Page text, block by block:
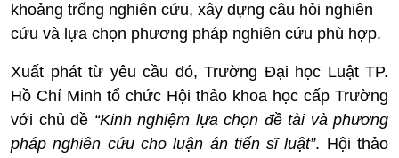
khoảng trống nghiên cứu, xây dựng câu hỏi nghiên
cứu và lựa chọn phương pháp nghiên cứu phù hợp.
Xuất phát từ yêu cầu đó, Trường Đại học Luật TP.
Hồ Chí Minh tổ chức Hội thảo khoa học cấp Trường
với chủ đề “Kinh nghiệm lựa chọn đề tài và phương
pháp nghiên cứu cho luận án tiến sĩ luật”. Hội thảo